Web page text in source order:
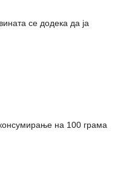
се додека да ја
на 100 грама